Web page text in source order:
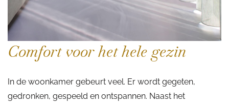
Comfort voor het hele gezin
In de woonkamer gebeurt veel. Er wordt gegeten,
gedronken, gespeeld en ontspannen. Naast het